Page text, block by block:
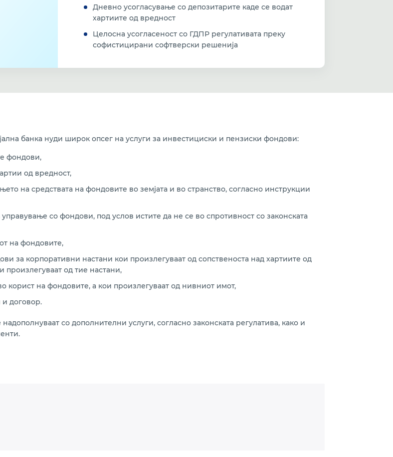
Дневно усогласување со депозитарите каде се водат
хартиите од вредност
Целосна усогласеност со ГДПР регулативата преку
софистицирани софтверски решенија
банка нуди широк опсег на услуги за инвестициски и пензиски фондови:
фондови,
од вредност,
на средствата на фондовите во земјата и во странство, согласно инструкции
со фондови, под услов истите да не се во спротивност со законската
на фондовите,
за корпоративни настани кои произлегуваат од сопственоста над хартиите од
од тие настани,
корист на фондовите, а кои произлегуваат од нивниот имот,
и договор.
со дополнителни услуги, согласно законската регулатива, како и